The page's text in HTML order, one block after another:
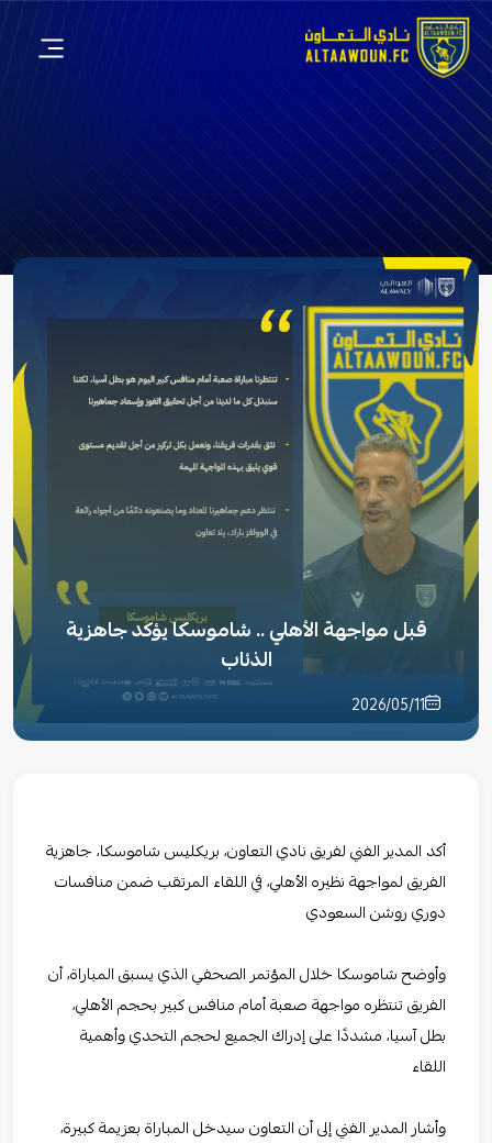
قبل مواجهة الأهلي .. شاموسكا يؤكد جاهزية
الذئاب
2026/05/11
أكد المدير الفني لفريق نادي التعاون، بريكليس شاموسكا، جاهزية
الفريق لمواجهة نظيره الأهلي، في اللقاء المرتقب ضمن منافسات
دوري روشن السعودي
وأوضح شاموسكا خلال المؤتمر الصحفي الذي يسبق المباراة، أن
الفريق تنتظره مواجهة صعبة أمام منافس كبير بحجم الأهلي،
بطل آسيا، مشددًا على إدراك الجميع لحجم التحدي وأهمية
اللقاء
وأشار المدير الفني إلى أن التعاون سيدخل المباراة بعزيمة كبيرة،